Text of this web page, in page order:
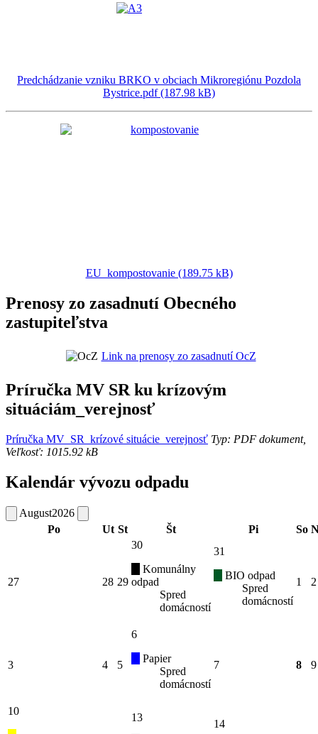
Predchádzanie vzniku BRKO v obciach Mikroregiónu Pozdola
Bystrice.pdf (187.98 kB)
EU_kompostovanie (189.75 kB)
Prenosy zo zasadnutí Obecného
zastupiteľstva
Link na prenosy zo zasadnutí OcZ
Príručka MV SR ku krízovým
situáciám_verejnosť
Príručka MV_SR_krízové situácie_verejnosť Typ: PDF dokument,
Veľkosť: 1015.92 kB
Kalendár vývozu odpadu
August2026
Po
Ut St Št Pi So
27 28 29
30
Komunálny
odpad
Spred
domácností
31
BIO odpad
Spred
domácností
1 2
3 4 5
6
Papier
Spred
domácností
7 8 9
10
13
14